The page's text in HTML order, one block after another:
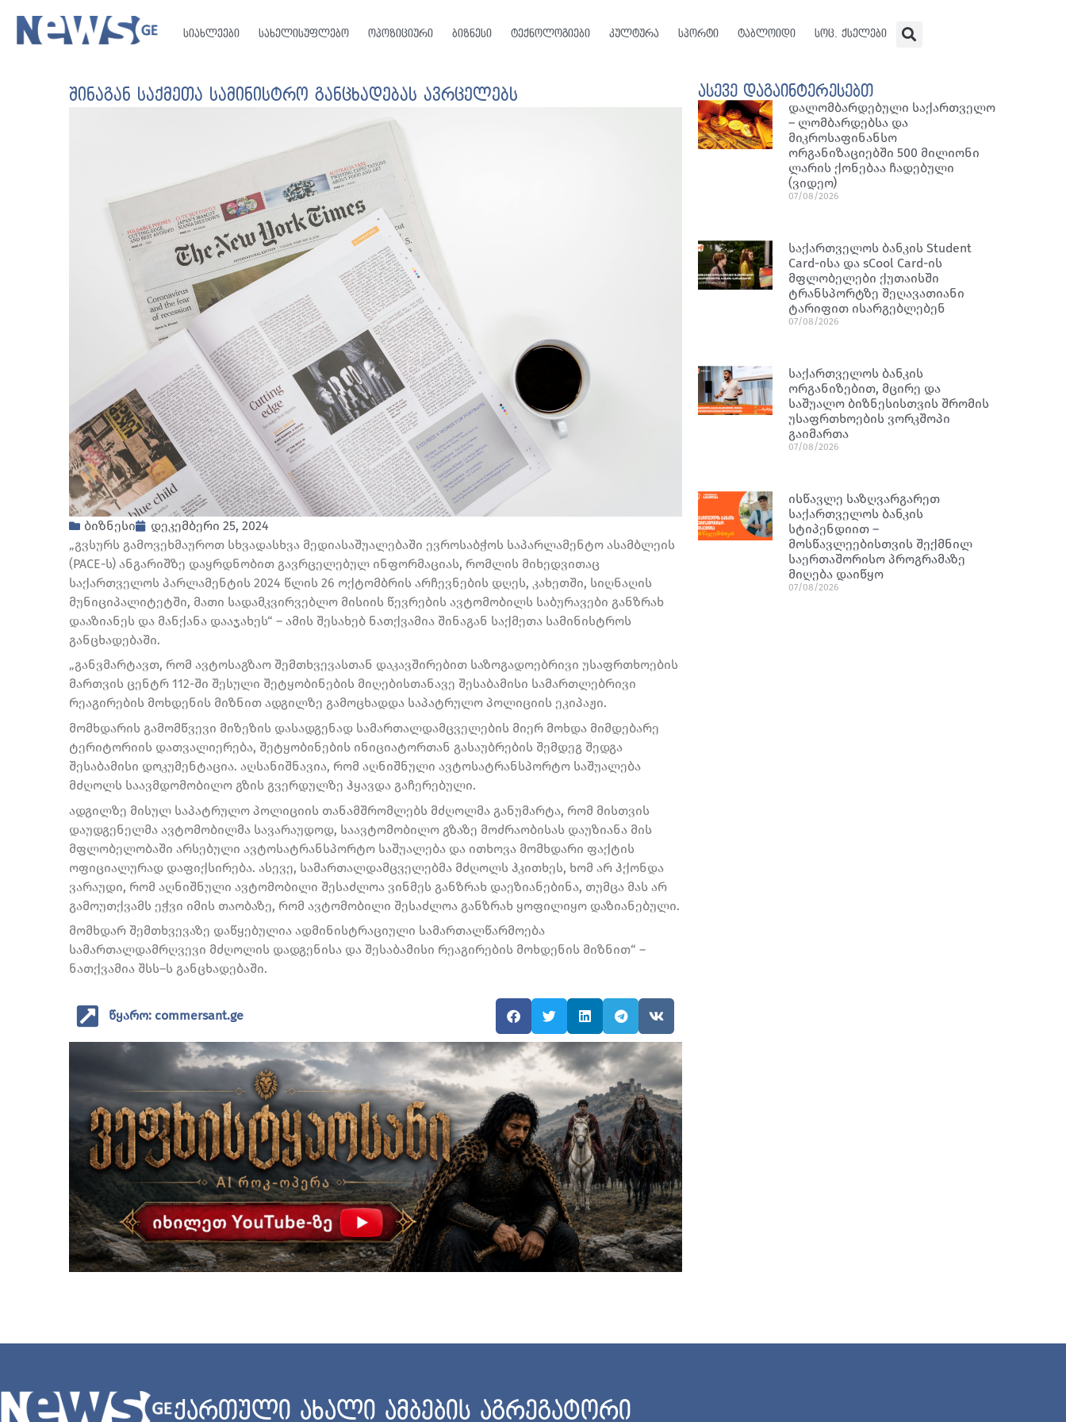
სიახლეები სახელისუფლებო ოპოზიციური ბიზნესი ტექნოლოგიები კულტურა სპორტი ტაბლოიდი სოც. ქსელები
შინაგან საქმეთა სამინისტრო განცხადებას ავრცელებს
ბიზნესი
დეკემბერი 25, 2024
„გვსურს გამოვეხმაუროთ სხვადასხვა მედიასაშუალებაში ევროსაბჭოს საპარლამენტო ასამბლეის
(PACE-ს) ანგარიშზე დაყრდნობით გავრცელებულ ინფორმაციას, რომლის მიხედვითაც
საქართველოს პარლამენტის 2024 წლის 26 ოქტომბრის არჩევნების დღეს, კახეთში, სიღნაღის
მუნიციპალიტეტში, მათი სადამკვირვებლო მისიის წევრების ავტომობილს საბურავები განზრახ
დააზიანეს და მანქანა დააჯახეს“ – ამის შესახებ ნათქვამია შინაგან საქმეთა სამინისტროს
განცხადებაში.
„განვმარტავთ, რომ ავტოსაგზაო შემთხვევასთან დაკავშირებით საზოგადოებრივი უსაფრთხოების
მართვის ცენტრ 112-ში შესული შეტყობინების მიღებისთანავე შესაბამისი სამართლებრივი
რეაგირების მოხდენის მიზნით ადგილზე გამოცხადდა საპატრულო პოლიციის ეკიპაჟი.
მომხდარის გამომწვევი მიზეზის დასადგენად სამართალდამცველების მიერ მოხდა მიმდებარე
ტერიტორიის დათვალიერება, შეტყობინების ინიციატორთან გასაუბრების შემდეგ შედგა
შესაბამისი დოკუმენტაცია. აღსანიშნავია, რომ აღნიშნული ავტოსატრანსპორტო საშუალება
მძღოლს საავმდომობილო გზის გვერდულზე ჰყავდა გაჩერებული.
ადგილზე მისულ საპატრულო პოლიციის თანამშრომლებს მძღოლმა განუმარტა, რომ მისთვის
დაუდგენელმა ავტომობილმა სავარაუდოდ, საავტომობილო გზაზე მოძრაობისას დაუზიანა მის
მფლობელობაში არსებული ავტოსატრანსპორტო საშუალება და ითხოვა მომხდარი ფაქტის
ოფიციალურად დაფიქსირება. ასევე, სამართალდამცველებმა მძღოლს ჰკითხეს, ხომ არ ჰქონდა
ვარაუდი, რომ აღნიშნული ავტომობილი შესაძლოა ვინმეს განზრახ დაეზიანებინა, თუმცა მას არ
გამოუთქვამს ეჭვი იმის თაობაზე, რომ ავტომობილი შესაძლოა განზრახ ყოფილიყო დაზიანებული.
მომხდარ შემთხვევაზე დაწყებულია ადმინისტრაციული სამართალწარმოება
სამართალდამრღვევი მძღოლის დადგენისა და შესაბამისი რეაგირების მოხდენის მიზნით“ –
ნათქვამია შსს–ს განცხადებაში.
წყარო: commersant.ge
ასევე დაგაინტერესებთ
დალომბარდებული საქართველო
– ლომბარდებსა და
მიკროსაფინანსო
ორგანიზაციებში 500 მილიონი
ლარის ქონებაა ჩადებული
(ვიდეო)
07/08/2026
საქართველოს ბანკის Student
Card-ისა და sCool Card-ის
მფლობელები ქუთაისში
ტრანსპორტზე შეღავათიანი
ტარიფით ისარგებლებენ
07/08/2026
საქართველოს ბანკის
ორგანიზებით, მცირე და
საშუალო ბიზნესისთვის შრომის
უსაფრთხოების ვორკშოპი
გაიმართა
07/08/2026
ისწავლე საზღვარგარეთ
საქართველოს ბანკის
სტიპენდიით –
მოსწავლეებისთვის შექმნილ
საერთაშორისო პროგრამაზე
მიღება დაიწყო
07/08/2026
ქართული ახალი ამბების აგრეგატორი